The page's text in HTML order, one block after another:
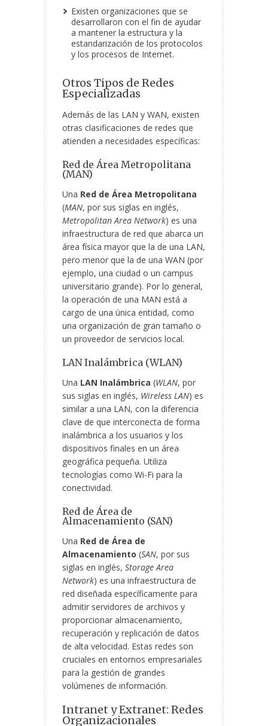
Existen organizaciones que se
desarrollaron con el fin de ayudar
a mantener la estructura y la
estandarización de los protocolos
y los procesos de Internet.
Otros Tipos de Redes
Especializadas
Además de las LAN y WAN, existen
otras clasificaciones de redes que
atienden a necesidades específicas:
Red de Área Metropolitana
(MAN)
Una Red de Área Metropolitana
(MAN, por sus siglas en inglés,
Metropolitan Area Network) es una
infraestructura de red que abarca un
área física mayor que la de una LAN,
pero menor que la de una WAN (por
ejemplo, una ciudad o un campus
universitario grande). Por lo general,
la operación de una MAN está a
cargo de una única entidad, como
una organización de gran tamaño o
un proveedor de servicios local.
LAN Inalámbrica (WLAN)
Una LAN Inalámbrica (WLAN, por
sus siglas en inglés, Wireless LAN) es
similar a una LAN, con la diferencia
clave de que interconecta de forma
inalámbrica a los usuarios y los
dispositivos finales en un área
geográfica pequeña. Utiliza
tecnologías como Wi-Fi para la
conectividad.
Red de Área de
Almacenamiento (SAN)
Una Red de Área de
Almacenamiento (SAN, por sus
siglas en inglés, Storage Area
Network) es una infraestructura de
red diseñada específicamente para
admitir servidores de archivos y
proporcionar almacenamiento,
recuperación y replicación de datos
de alta velocidad. Estas redes son
cruciales en entornos empresariales
para la gestión de grandes
volúmenes de información.
Intranet y Extranet: Redes
Organizacionales